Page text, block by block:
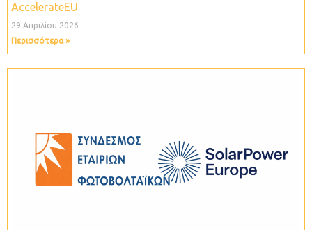
ΑccelerateEU
29 Απριλίου 2026
Περισσότερα »